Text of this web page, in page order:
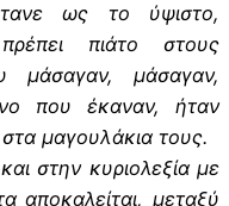
ως το ύψιστο,
πιάτο στους
μάσαγαν, μάσαγαν,
που έκαναν, ήταν
μαγουλάκια τους.
στην κυριολεξία με
αποκαλείται, μεταξύ